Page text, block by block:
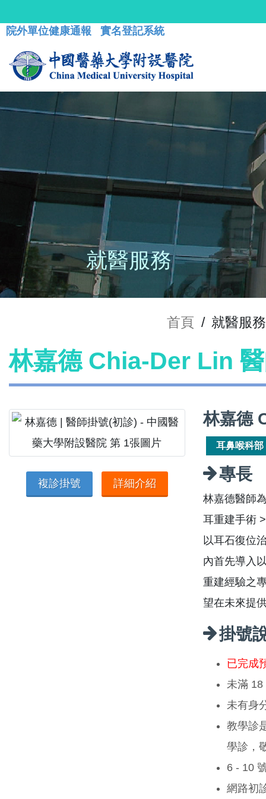
院外單位健康通報 實名登記系統
就醫服務
首頁 / 就醫服務
林嘉德 Chia-Der Lin
複診掛號 詳細介紹
林嘉德
耳鼻喉科部
專長
林嘉德醫師
耳重建手術
以耳石復位
內首先導入
重建經驗之
望在未來提
掛號
已完成
未滿 18
未有身
教學診
學診，
6 - 10
網路初